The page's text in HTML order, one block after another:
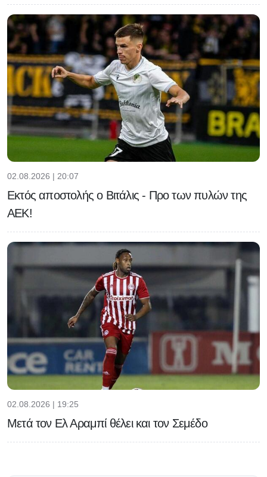
02.08.2026 | 20:07
Εκτός αποστολής ο Βιτάλις - Προ των πυλών της
ΑΕΚ!
02.08.2026 | 19:25
Μετά τον Ελ Αραμπί θέλει και τον Σεμέδο